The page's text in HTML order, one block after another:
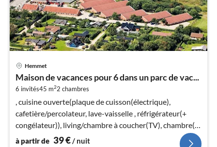
Hemmet
Maison de vacances pour 6 dans un parc de vac...
6 invités45 m22 chambres
, cuisine ouverte(plaque de cuisson(électrique),
cafetière/percolateur, lave-vaisselle , réfrigérateur(+
congélateur)), living/chambre à coucher(TV), chambre(lit
double)
à partir de 39€/ nuit